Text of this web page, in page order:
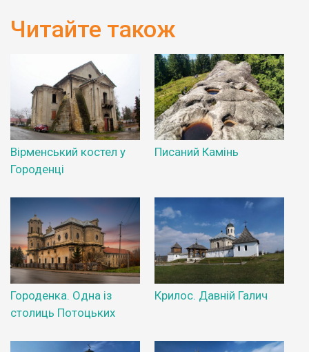
Читайте також
Вірменський костел у
Городенці
Писаний Камінь
Городенка. Одна із
столиць Потоцьких
Крилос. Давній Галич